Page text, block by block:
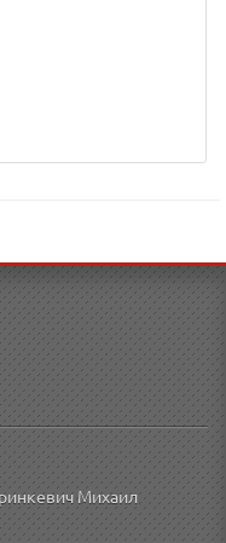
Михаил